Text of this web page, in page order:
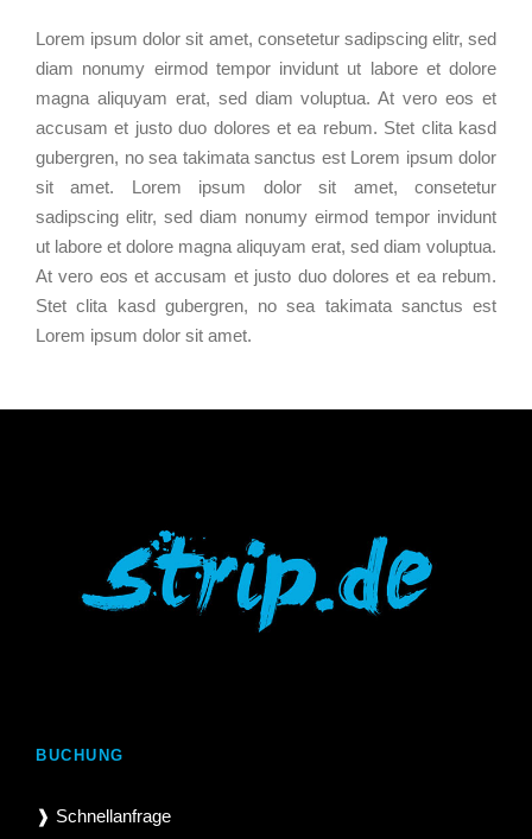
Lorem ipsum dolor sit amet, consetetur sadipscing elitr, sed
diam nonumy eirmod tempor invidunt ut labore et dolore
magna aliquyam erat, sed diam voluptua. At vero eos et
accusam et justo duo dolores et ea rebum. Stet clita kasd
gubergren, no sea takimata sanctus est Lorem ipsum dolor
sit amet. Lorem ipsum dolor sit amet, consetetur
sadipscing elitr, sed diam nonumy eirmod tempor invidunt
ut labore et dolore magna aliquyam erat, sed diam voluptua.
At vero eos et accusam et justo duo dolores et ea rebum.
Stet clita kasd gubergren, no sea takimata sanctus est
Lorem ipsum dolor sit amet.
BUCHUNG
❱ Schnellanfrage